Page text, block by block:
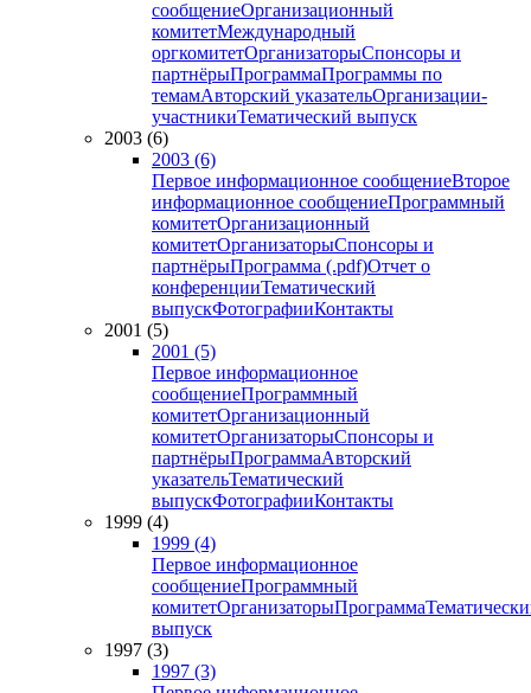
сообщениеОрганизационный
комитетМеждународный
оргкомитетОрганизаторыСпонсоры и
партнёрыПрограммаПрограммы по
темамАвторский указательОрганизации-
участникиТематический выпуск
2003 (6)
2003 (6)
Первое информационное сообщениеВторое
информационное сообщениеПрограммный
комитетОрганизационный
комитетОрганизаторыСпонсоры и
партнёрыПрограмма (.pdf)Отчет о
конференцииТематический
выпускФотографииКонтакты
2001 (5)
2001 (5)
Первое информационное
сообщениеПрограммный
комитетОрганизационный
комитетОрганизаторыСпонсоры и
партнёрыПрограммаАвторский
указательТематический
выпускФотографииКонтакты
1999 (4)
1999 (4)
Первое информационное
сообщениеПрограммный
комитетОрганизаторыПрограмма
выпуск
1997 (3)
1997 (3)